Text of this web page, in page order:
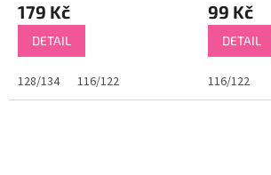
179 Kč
DETAIL
128/134 116/122
99 Kč
DETAIL
116/122